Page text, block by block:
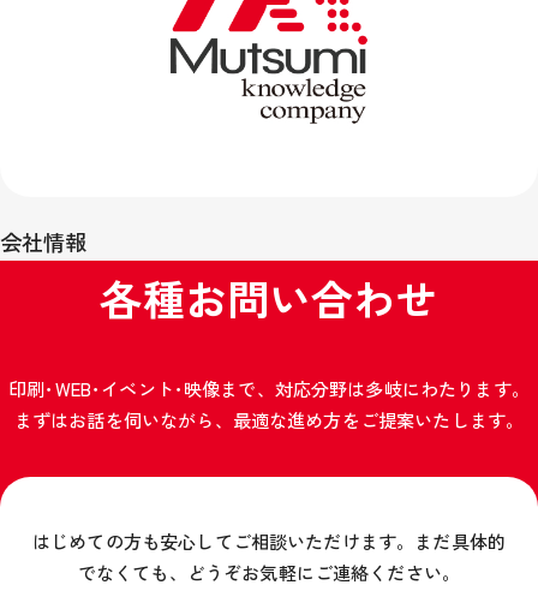
会社情報
各種お問い合わせ
印刷･WEB･イベント･映像まで、対応分野は多岐にわたります。
まずはお話を伺いながら、最適な進め方をご提案いたします。
はじめての方も安心してご相談いただけます。 まだ具体的
でなくても、どうぞお気軽にご連絡ください。